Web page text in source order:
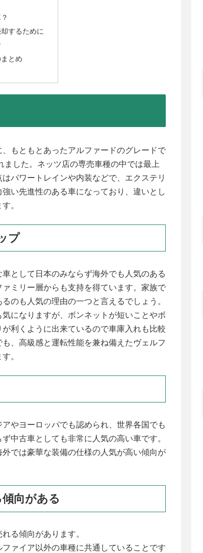
するために
とめ
もともとあったアルファードのグレードで
した。ネッツ店の専売車種の中では最上
パワートレインや内装などで、エクステリ
い先進性のある車になっており、違いとし
。
プ
として日本のみならず海外でも人気のある
ミリー層からも支持を得ています。家族で
のも人気の理由の一つと言えるでしょう。
になりますが、ボンネットが短いことやボ
利くように出来ているので車庫入れも比較
、高級感と運転性能を兼ね備えたヴェルフ
。
やヨーロッパでも認められ、世界各国でも
中古車としても非常に人気の高い車です。
では豪華な装備の仕様の人気が高い傾向が
向がある
る傾向があります。
ァイア以外の車種に共通していることです